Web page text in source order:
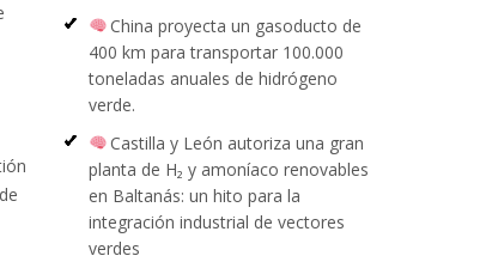
China proyecta un gasoducto de
400 km para transportar 100.000
toneladas anuales de hidrógeno
verde.
Castilla y León autoriza una gran
planta de H₂ y amoníaco renovables
en Baltanás: un hito para la
integración industrial de vectores
verdes